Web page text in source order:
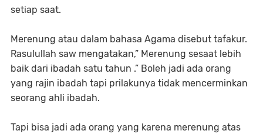
setiap saat.
Merenung atau dalam bahasa Agama disebut tafakur.
Rasulullah saw mengatakan,” Merenung sesaat lebih
baik dari ibadah satu tahun .” Boleh jadi ada orang
yang rajin ibadah tapi prilakunya tidak mencerminkan
seorang ahli ibadah.
Tapi bisa jadi ada orang yang karena merenung atas